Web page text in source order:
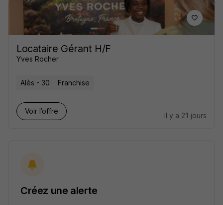
Locataire Gérant H/F
Yves Rocher
Alès - 30 Franchise
Voir l’offre
il y a 21 jours
Créez une alerte